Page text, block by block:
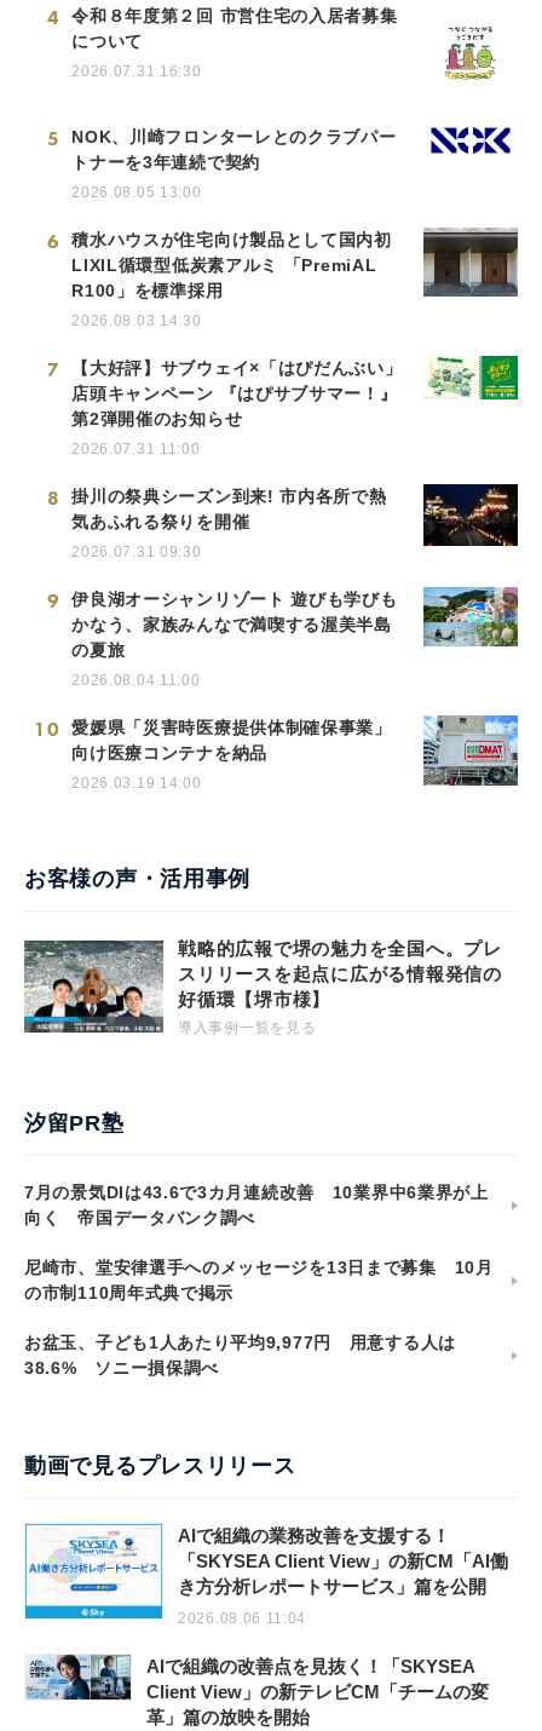
4
令和８年度第２回 市営住宅の入居者募集
について
2026.07.31 16:30
5
NOK、川崎フロンターレとのクラブパー
トナーを3年連続で契約
2026.08.05 13:00
6
積水ハウスが住宅向け製品として国内初
LIXIL循環型低炭素アルミ 「PremiAL
R100」を標準採用
2026.08.03 14:30
7
【大好評】サブウェイ×「はぴだんぶい」
店頭キャンペーン 『はぴサブサマー！』
第2弾開催のお知らせ
2026.07.31 11:00
8
掛川の祭典シーズン到来! 市内各所で熱
気あふれる祭りを開催
2026.07.31 09:30
9
伊良湖オーシャンリゾート 遊びも学びも
かなう、家族みんなで満喫する渥美半島
の夏旅
2026.08.04 11:00
10
愛媛県「災害時医療提供体制確保事業」
向け医療コンテナを納品
2026.03.19 14:00
お客様の声・活用事例
戦略的広報で堺の魅力を全国へ。プレ
スリリースを起点に広がる情報発信の
好循環【堺市様】
導入事例一覧を見る
汐留PR塾
7月の景気DIは43.6で3カ月連続改善 10業界中6業界が上
向く 帝国データバンク調べ
尼崎市、堂安律選手へのメッセージを13日まで募集 10月
の市制110周年式典で掲示
お盆玉、子ども1人あたり平均9,977円 用意する人は
38.6% ソニー損保調べ
動画で見るプレスリリース
AIで組織の業務改善を支援する！
「SKYSEA Client View」の新CM「AI働
き方分析レポートサービス」篇を公開
2026.08.06 11:04
AIで組織の改善点を見抜く！「SKYSEA
Client View」の新テレビCM「チームの変
革」篇の放映を開始